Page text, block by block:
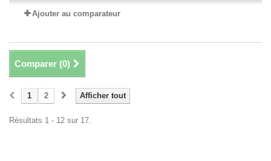
Ajouter au comparateur
Comparer (0)
Afficher tout
1 2
Résultats 1 - 12 sur 17.